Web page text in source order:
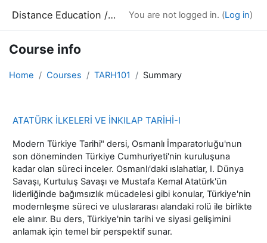
Distance Education / Uzaktan Eğitim You are not logged in. (Log in)
Course info
Home Courses TARH101 Summary
ATATÜRK İLKELERİ VE İNKILAP TARİHİ-I
Modern Türkiye Tarihi" dersi, Osmanlı İmparatorluğu'nun
son döneminden Türkiye Cumhuriyeti'nin kuruluşuna
kadar olan süreci inceler. Osmanlı'daki ıslahatlar, I. Dünya
Savaşı, Kurtuluş Savaşı ve Mustafa Kemal Atatürk'ün
liderliğinde bağımsızlık mücadelesi gibi konular, Türkiye'nin
modernleşme süreci ve uluslararası alandaki rolü ile birlikte
ele alınır. Bu ders, Türkiye'nin tarihi ve siyasi gelişimini
anlamak için temel bir perspektif sunar.